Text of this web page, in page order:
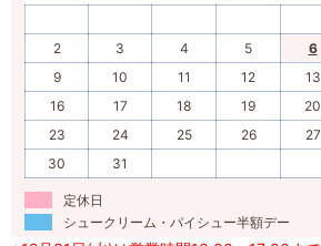
2
3 4 5 6
9
10 11 12 13
16
17 18 19 20
23
24 25 26 27
30
31
定休日
シュークリーム・パイシュー半額デー